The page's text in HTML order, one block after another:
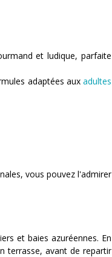
et ludique, parfaite
adaptées aux adultes
vous pouvez l'admirer
et baies azuréennes. En
terrasse, avant de repartir